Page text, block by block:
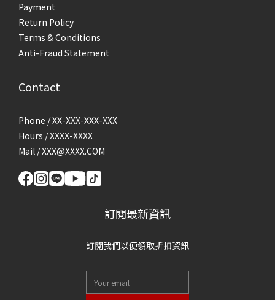
Payment
Return Policy
Terms & Conditions
Anti-Fraud Statement
Contact
Phone / XX-XXX-XXX-XXX
Hours / XXXX-XXXX
Mail / XXX@XXXX.COM
訂閱最新資訊
訂閱我們以便領取折扣資訊